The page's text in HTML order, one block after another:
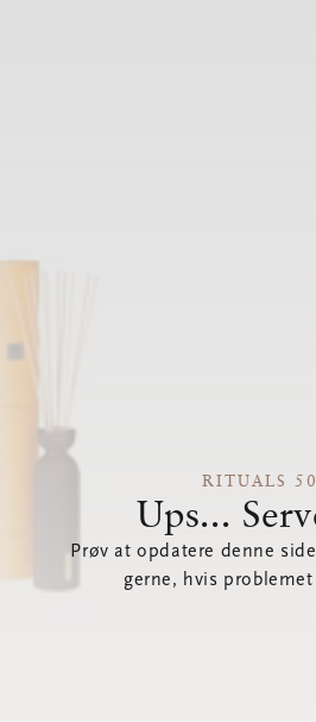
RITUALS
Ups...
Prøv at opdatere denne
gerne, hvis